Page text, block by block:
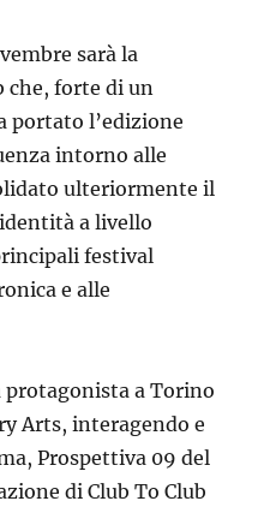
sarà la
che, forte di un
portato l’edizione
intorno alle
ulteriormente il
a livello
festival
e alle
protagonista a Torino
Arts, interagendo e
Prospettiva 09 del
di Club To Club